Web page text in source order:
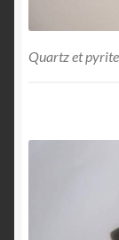
Quartz et